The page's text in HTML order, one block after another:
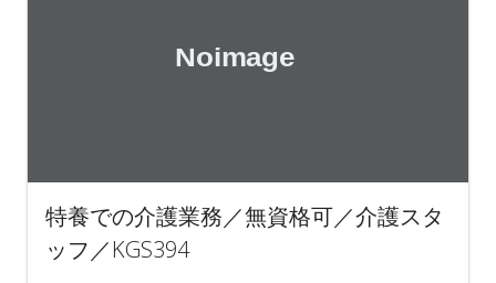
特養での介護業務／無資格可／介護スタ
ッフ／KGS394